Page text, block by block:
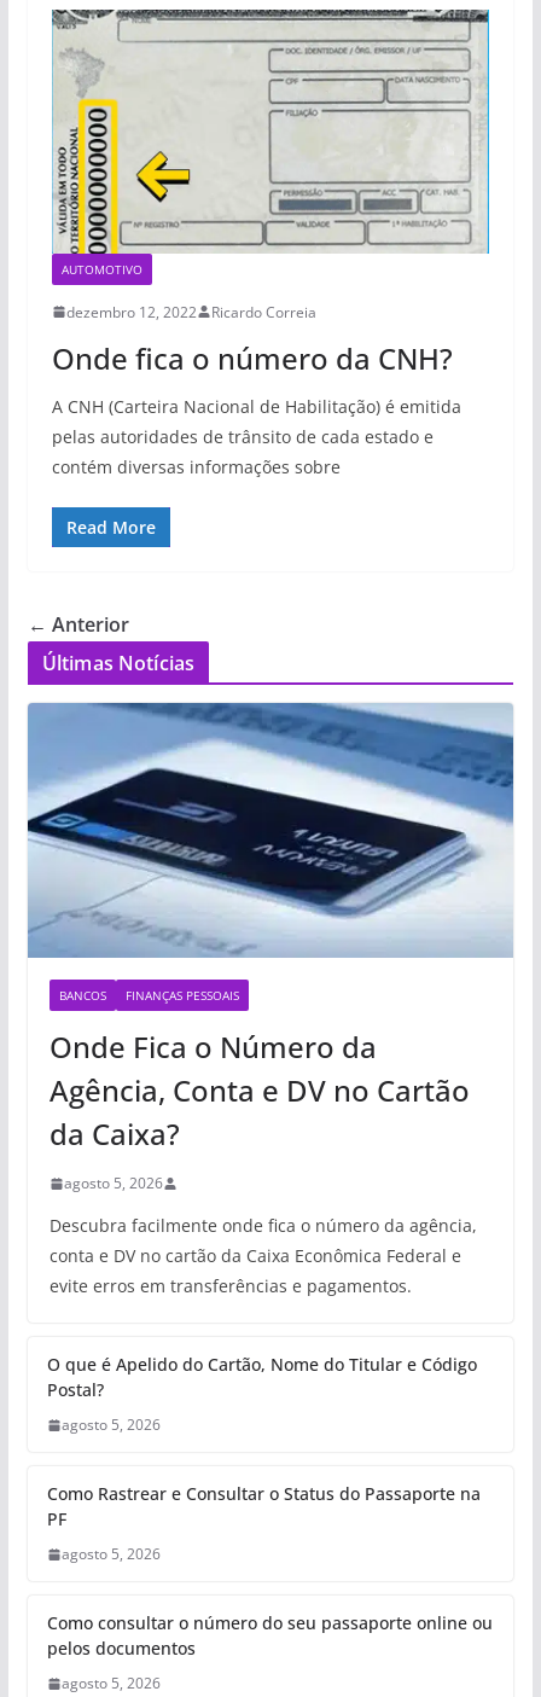
AUTOMOTIVO
dezembro 12, 2022 Ricardo Correia
Onde fica o número da CNH?
A CNH (Carteira Nacional de Habilitação) é emitida
pelas autoridades de trânsito de cada estado e
contém diversas informações sobre
Read More
← Anterior
Últimas Notícias
BANCOS FINANÇAS PESSOAIS
Onde Fica o Número da
Agência, Conta e DV no Cartão
da Caixa?
agosto 5, 2026
Descubra facilmente onde fica o número da agência,
conta e DV no cartão da Caixa Econômica Federal e
evite erros em transferências e pagamentos.
O que é Apelido do Cartão, Nome do Titular e Código
Postal?
agosto 5, 2026
Como Rastrear e Consultar o Status do Passaporte na
PF
agosto 5, 2026
Como consultar o número do seu passaporte online ou
pelos documentos
agosto 5, 2026